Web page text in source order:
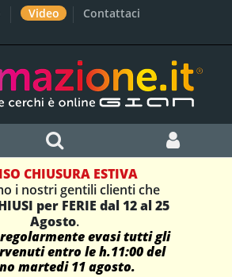
Video
Contattaci
CHIUSURA ESTIVA
i nostri gentili clienti che
per FERIE dal 12 al 25
Agosto.
evasi tutti gli
entro le h.11:00 del
martedi 11 agosto.